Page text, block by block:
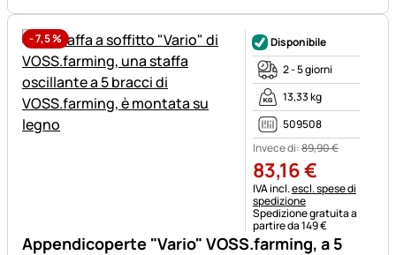
-7,5%
Appendicoperte "Vario" VOSS.farming, a 5
Disponibile
2 - 5 giorni
13,33 kg
509508
Invece di:89,90€
83,16€
Informazioni fiscali:
IVA incl.escl. spese di
spedizione
Spedizione gratuita a
partire da 149 €